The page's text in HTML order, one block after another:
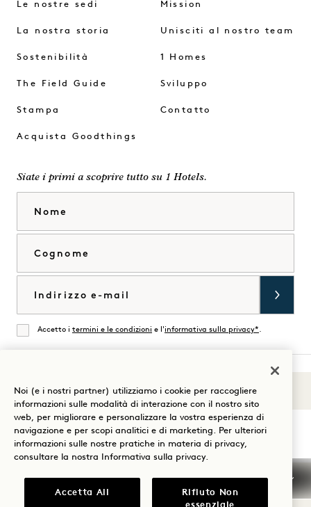
Suoni di 1
Le nostre sedi
La nostra storia
Sostenibilità
The Field Guide
Stampa
Acquista Goodthings
Mission
Unisciti al nostro team
1 Homes
Sviluppo
Contatto
Siate i primi a scoprire tutto su 1 Hotels.
Accordati
Accetto i termini e le condizioni e l'informativa sulla privacy*.
Visita
1
Hotels
su
Visita
1
Hotels
su
Visita
1
Hotels
su
Visita
1
Hotels
su
Visita
1
Hotels
su
Visita
1
Hotels
Guida al soggiorno
Termini e condizioni
Informativa sulla privacy
Accessibilità
Termini e condizioni Mission
Noi (e i nostri partner) utilizziamo i cookie per raccogliere
informazioni sulle modalità di interazione con il nostro sito
web, per migliorare e personalizzare la vostra esperienza di
navigazione e per scopi analitici e di marketing. Per ulteriori
informazioni sulle nostre pratiche in materia di privacy,
consultare la nostra
Informativa sulla privacy.
Accetta All
Rifiuto Non
essenziale